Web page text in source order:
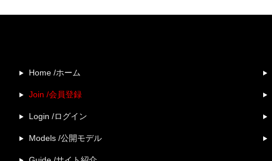
Home /ホーム
Join /会員登録
Login /ログイン
Models /公開モデル